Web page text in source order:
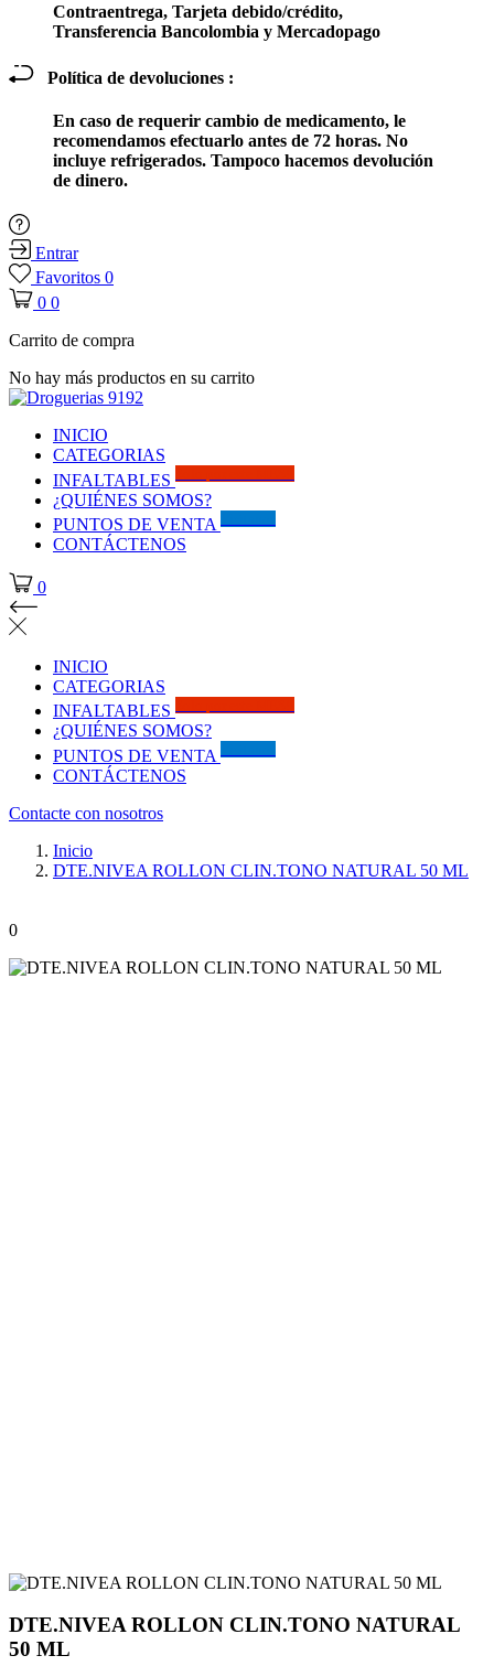
Contraentrega, Tarjeta debido/crédito,
Transferencia Bancolombia y Mercadopago
Política de devoluciones :
En caso de requerir cambio de medicamento, le
recomendamos efectuarlo antes de 72 horas. No
incluye refrigerados. Tampoco hacemos devolución
de dinero.
Entrar
Favoritos 0
0 0
Carrito de compra
No hay más productos en su carrito
INICIO
CATEGORIAS
INFALTABLES
¿QUIÉNES SOMOS?
PUNTOS DE VENTA
CONTÁCTENOS
0
INICIO
CATEGORIAS
INFALTABLES
¿QUIÉNES SOMOS?
PUNTOS DE VENTA
CONTÁCTENOS
Contacte con nosotros
Inicio
DTE.NIVEA ROLLON CLIN.TONO NATURAL 50 ML
0
DTE.NIVEA ROLLON CLIN.TONO NATURAL
50 ML